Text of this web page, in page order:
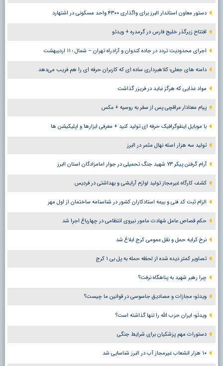
دستور معاون استاندار البرز برای واگذاری ۴۳۰۰ واحد مسکونی در اشتهارد
افتتاح زیرگذر خلیج فارس در گرمدره + ویدئو
اجرای محدودیت تردد در جاده کندوان و آزادراه تهران – شمال ؛ ١١ اردیبهشت
دامنه های جعلی؛ کلاهبرداری ساده ای که کاربران حرفه ای را هم فریب می‌دهد
مواد غذایی که هرگز نباید در فریزر گذاشت
پیام معنادار عراقچی پس از سفر به روسیه + عکس
با موبایل اینفوگرافیک حرفه ای تولید کنید + معرفی ابزارها و اپلیکیشن ها
تولید سه هزار اصله نهال مثمر در البرز
آرام گرفتن پیکر ۷۳ شهید جنگ تحمیلی در جوار امامزادگان استان البرز
کشف کارگاه غیرمجاز تولید لوازم آرایشی و بهداشتی در فردیس
الزام ثبت کد فنی و بیمه استادکاران کشور در شناسنامه ساختمان از اول مهر
حکم قصاص عامل شهادت مامور نیروی انتظامی در چهارباغ اجرا شد
نرخ کرایه حمل و نقل عمومی کرج ابلاغ شد
تصاویر کمتر دیده شده از لحظه حمله به پل بی ۱ کرج
چرا رهبر شهید به پناهگاه نرفت؟
ویدئو؛ مجازات و مصادیق جاسوسی در قوانین ما چیست؟
ویدئو؛ ایران حزب الله را تنها گذاشته است؟
دستورات مهم پزشکیان برای شرایط جنگی
۱۰ هزار انشعاب غیرمجاز آب در البرز شناسایی شد